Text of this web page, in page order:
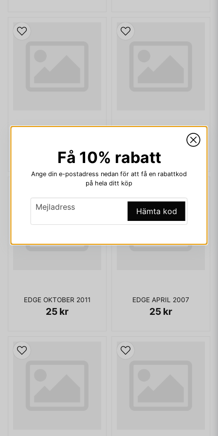
20 kr
ROBOT NR 3 2011
20 kr
EDGE OKTOBER 2011
25 kr
EDGE APRIL 2007
25 kr
Få 10% rabatt
Ange din e-postadress nedan för att få en rabattkod
på hela ditt köp
email
Mejladress Hämta kod